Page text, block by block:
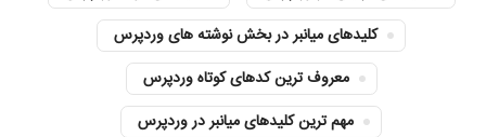
کلیدهای میانبر در بخش نوشته های وردپرس
معروف ترین کدهای کوتاه وردپرس
مهم ترین کلیدهای میانبر در وردپرس